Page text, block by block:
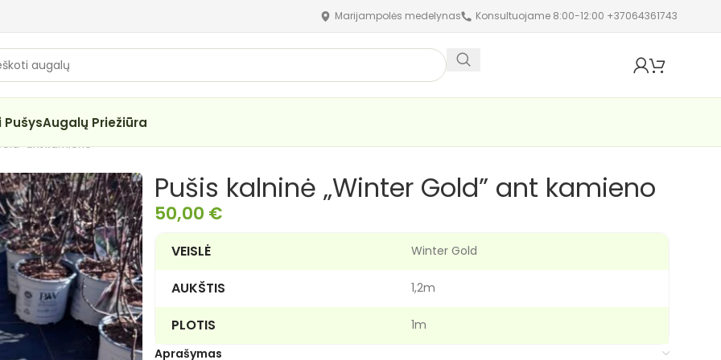
Marijampolės medelynas Konsultuojame 8:00-12:00 +37064361743
PušysAugalų Priežiūra
ant kamieno
Pušis kalninė „Winter Gold” ant kamieno
50,00 €
VEISLĖ Winter Gold
AUKŠTIS 1,2m
PLOTIS
1m
Aprašymas